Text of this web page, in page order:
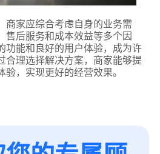
商家应综合考虑自身的业务需
售后服务和成本效益等多个因
功能和良好的用户体验，成为许
合理选择解决方案，商家能够提
，实现更好的经营效果。